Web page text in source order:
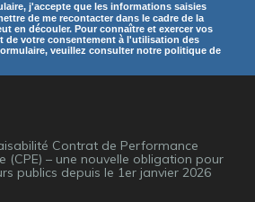
j'accepte que les informations saisies
de me recontacter dans le cadre de la
en découler. Pour connaître et exercer vos
de votre consentement à l'utilisation des
veuillez consulter notre politique de
Contrat de Performance
(CPE) – une nouvelle obligation pour
publics depuis le 1er janvier 2026